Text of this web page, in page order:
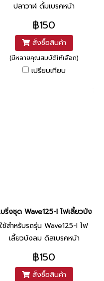
ปลาวาฬ ดั้มเบรคหน้า
฿150
สั่งซื้อสินค้า
(มีหลายคุณสมบัติให้เลือก)
เปรียบเทียบ
คหน้า ยี่ห้อ TTW/NACHI
ริ่งชุด Wave125-I ไฟเลี้ยวบังล
ใช้สำหรับรถรุ่น Wave125-I ไฟ
เลี้ยวบังลม ดิสเบรคหน้า
฿150
สั่งซื้อสินค้า